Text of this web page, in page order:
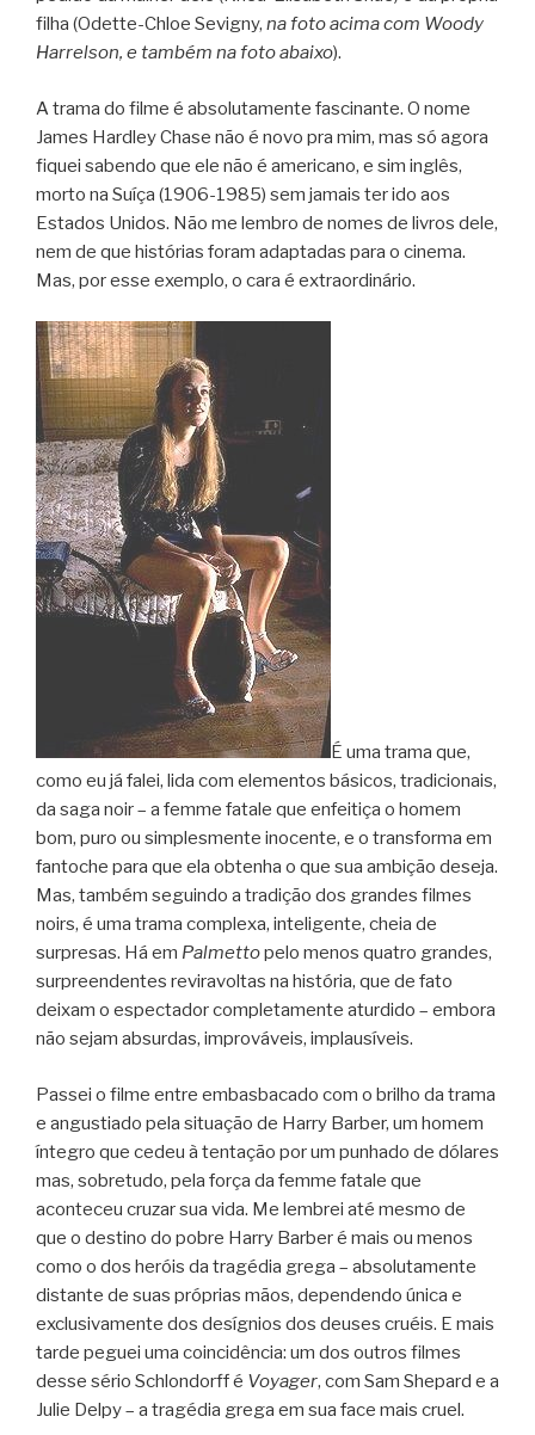
filha (Odette-Chloe Sevigny, na foto acima com Woody
Harrelson, e também na foto abaixo).
A trama do filme é absolutamente fascinante. O nome
James Hardley Chase não é novo pra mim, mas só agora
fiquei sabendo que ele não é americano, e sim inglês,
morto na Suíça (1906-1985) sem jamais ter ido aos
Estados Unidos. Não me lembro de nomes de livros dele,
nem de que histórias foram adaptadas para o cinema.
Mas, por esse exemplo, o cara é extraordinário.
É uma trama que,
como eu já falei, lida com elementos básicos, tradicionais,
da saga noir – a femme fatale que enfeitiça o homem
bom, puro ou simplesmente inocente, e o transforma em
fantoche para que ela obtenha o que sua ambição deseja.
Mas, também seguindo a tradição dos grandes filmes
noirs, é uma trama complexa, inteligente, cheia de
surpresas. Há em Palmettopelo menos quatro grandes,
surpreendentes reviravoltas na história, que de fato
deixam o espectador completamente aturdido – embora
não sejam absurdas, improváveis, implausíveis.
Passei o filme entre embasbacado com o brilho da trama
e angustiado pela situação de Harry Barber, um homem
íntegro que cedeu à tentação por um punhado de dólares
mas, sobretudo, pela força da femme fatale que
aconteceu cruzar sua vida. Me lembrei até mesmo de
que o destino do pobre Harry Barber é mais ou menos
como o dos heróis da tragédia grega – absolutamente
distante de suas próprias mãos, dependendo única e
exclusivamente dos desígnios dos deuses cruéis. E mais
tarde peguei uma coincidência: um dos outros filmes
desse sério Schlondorff é Voyager, com Sam Shepard e a
Julie Delpy – a tragédia grega em sua face mais cruel.